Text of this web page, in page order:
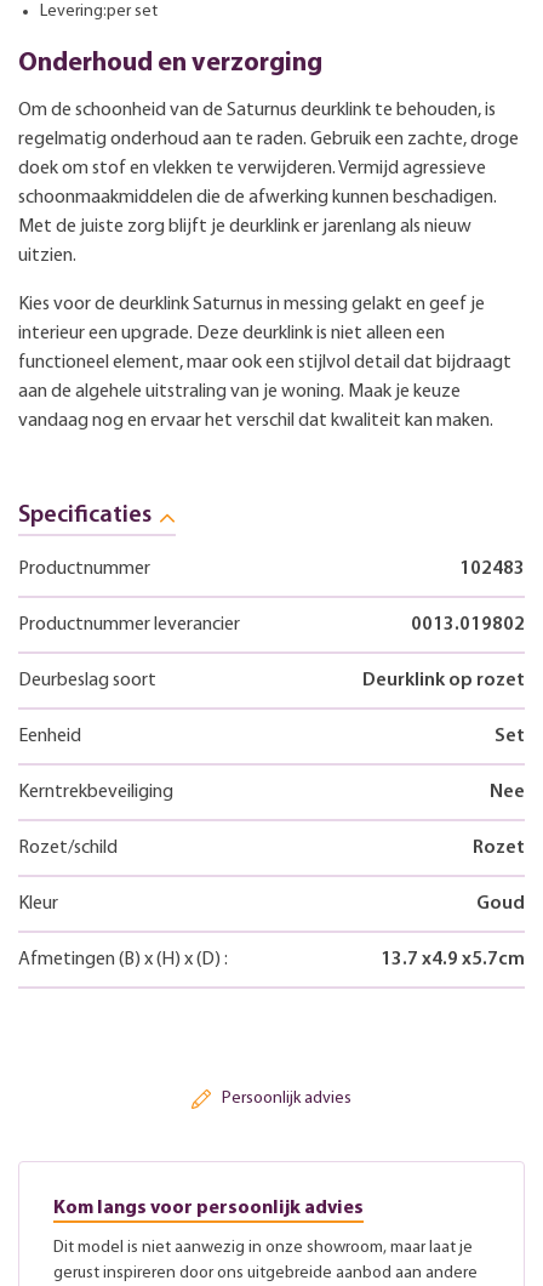
Levering:per set
Onderhoud en verzorging
Om de schoonheid van de Saturnus deurklink te behouden, is
regelmatig onderhoud aan te raden. Gebruik een zachte, droge
doek om stof en vlekken te verwijderen. Vermijd agressieve
schoonmaakmiddelen die de afwerking kunnen beschadigen.
Met de juiste zorg blijft je deurklink er jarenlang als nieuw
uitzien.
Kies voor de deurklink Saturnus in messing gelakt en geef je
interieur een upgrade. Deze deurklink is niet alleen een
functioneel element, maar ook een stijlvol detail dat bijdraagt
aan de algehele uitstraling van je woning. Maak je keuze
vandaag nog en ervaar het verschil dat kwaliteit kan maken.
Specificaties
Productnummer 102483
Productnummer leverancier 0013.019802
Deurbeslag soort Deurklink op rozet
Eenheid Set
Kerntrekbeveiliging Nee
Rozet/schild Rozet
Kleur Goud
Afmetingen (B) x(H) x(D) : 13.7 x4.9 x5.7cm
Persoonlijk advies
Kom langs voor persoonlijk advies
Dit model is niet aanwezig in onze showroom, maar laat je
gerust inspireren door ons uitgebreide aanbod aan andere